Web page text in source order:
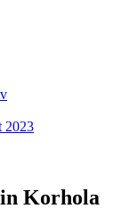
2023
Korhola